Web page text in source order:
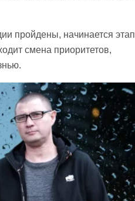
пройдены, начинается этап
смена приоритетов,